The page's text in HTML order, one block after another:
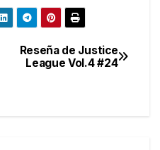
Reseña de Justice
League Vol.4 #24